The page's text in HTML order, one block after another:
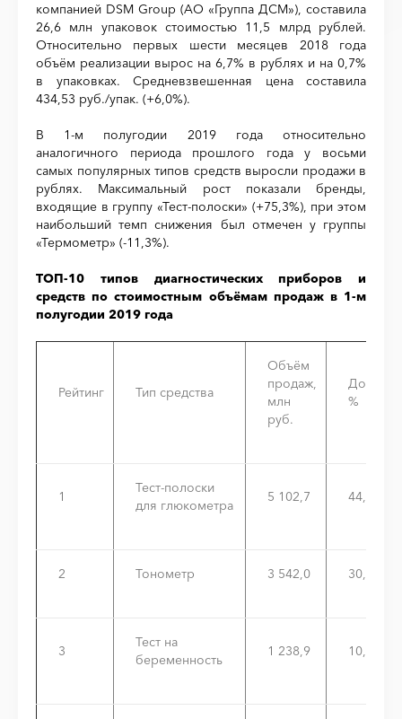
компанией DSM Group (АО «Группа ДСМ»), составила
26,6 млн упаковок стоимостью 11,5 млрд рублей.
Относительно первых шести месяцев 2018 года
объём реализации вырос на 6,7% в рублях и на 0,7%
в упаковках. Средневзвешенная цена составила
434,53 руб./упак. (+6,0%).
В 1-м полугодии 2019 года относительно
аналогичного периода прошлого года у восьми
самых популярных типов средств выросли продажи в
рублях. Максимальный рост показали бренды,
входящие в группу «Тест-полоски» (+75,3%), при этом
наибольший темп снижения был отмечен у группы
«Термометр» (-11,3%).
ТОП-10 типов диагностических приборов и
средств по стоимостным объёмам продаж в 1-м
полугодии 2019 года
Рейтинг Тип средства
Объём
продаж,
млн
руб.
Доля,
%
1
Тест-полоски
для глюкометра
5 102,7 44,2%
2 Тонометр 3 542,0 30,7%
3
Тест на
беременность
1 238,9 10,7%